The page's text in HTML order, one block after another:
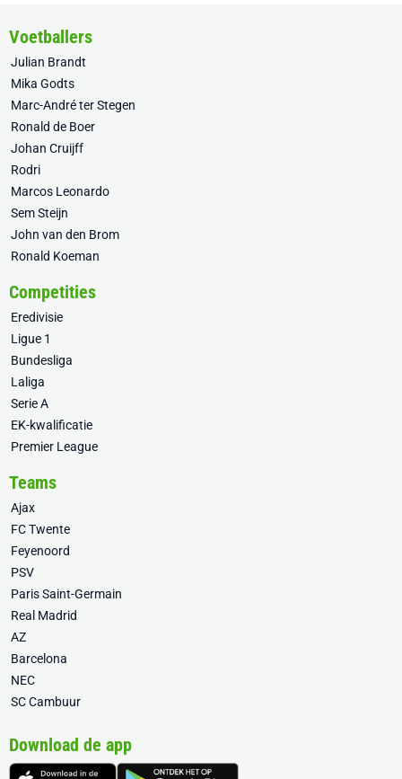
Voetballers
Julian Brandt
Mika Godts
Marc-André ter Stegen
Ronald de Boer
Johan Cruijff
Rodri
Marcos Leonardo
Sem Steijn
John van den Brom
Ronald Koeman
Competities
Eredivisie
Ligue 1
Bundesliga
Laliga
Serie A
EK-kwalificatie
Premier League
Teams
Ajax
FC Twente
Feyenoord
PSV
Paris Saint-Germain
Real Madrid
AZ
Barcelona
NEC
SC Cambuur
Download de app